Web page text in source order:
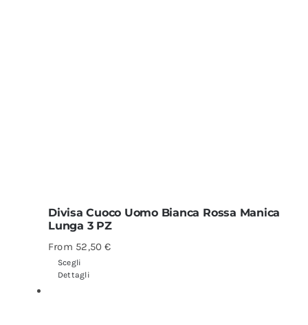
Divisa Cuoco Uomo Bianca Rossa Manica
Lunga 3 PZ
From 52,50€
Scegli
Dettagli